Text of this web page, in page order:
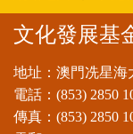
文化發展基
地址：澳門冼星海
電話： (853) 2850
傳真：(853) 2850